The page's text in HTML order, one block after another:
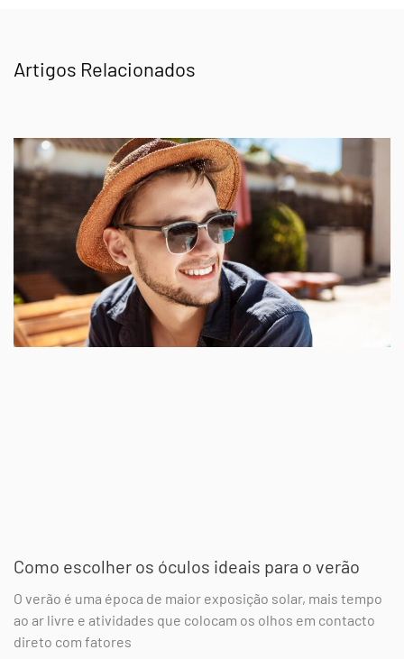
Artigos Relacionados
Como escolher os óculos ideais para o verão
O verão é uma época de maior exposição solar, mais tempo
ao ar livre e atividades que colocam os olhos em contacto
direto com fatores